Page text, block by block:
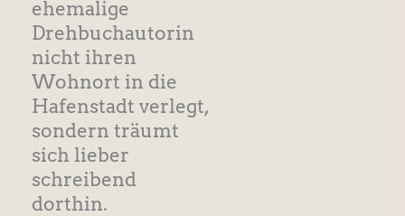
ehemalige
Drehbuchautorin
nicht ihren
Wohnort in die
Hafenstadt verlegt,
sondern träumt
sich lieber
schreibend
dorthin.